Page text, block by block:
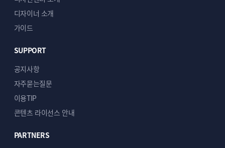
디자이너 소개
가이드
SUPPORT
공지사항
자주묻는질문
이용TIP
콘텐츠 라이선스 안내
PARTNERS